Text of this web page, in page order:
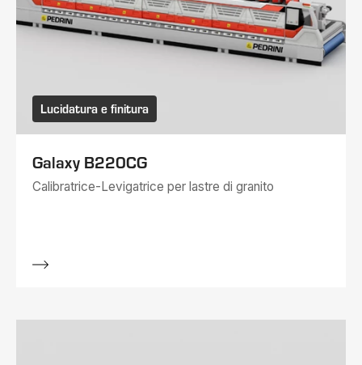
Lucidatura e finitura
Galaxy B220CG
Calibratrice-Levigatrice per lastre di granito